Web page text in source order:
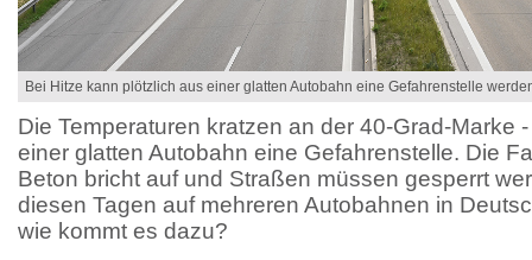
Bei Hitze kann plötzlich aus einer glatten Autobahn eine Gefahrenstelle
Die Temperaturen kratzen an der 40-Grad-Marke
einer glatten Autobahn eine Gefahrenstelle. Die
Beton bricht auf und Straßen müssen gesperrt
diesen Tagen auf mehreren Autobahnen in
wie kommt es dazu?